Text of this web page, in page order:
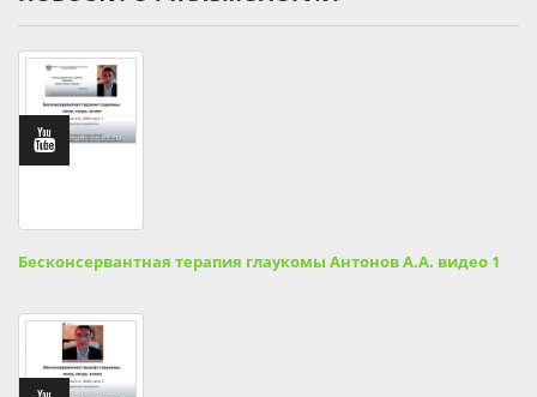
Бесконсервантная терапия глаукомы Антонов А.А. видео 1